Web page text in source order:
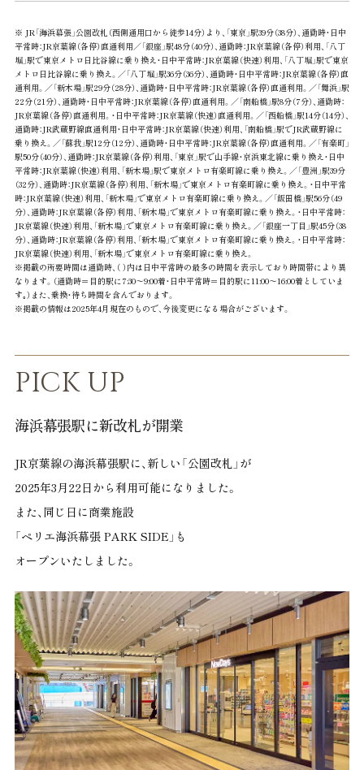
※ JR「海浜幕張」公園改札（西側通用口から徒歩14分）より、「東京」駅39分（38分）、通勤時・日中
平常時：JR京葉線（各停）直通利用／「銀座」駅48分（40分）、通勤時：JR京葉線（各停）利用、「八丁
堀」駅で東京メトロ日比谷線に乗り換え・日中平常時：JR京葉線（快速）利用、「八丁堀」駅で東京
メトロ日比谷線に乗り換え。／「八丁堀」駅36分（36分）、通勤時・日中平常時：JR京葉線（各停）直
通利用。／「新木場」駅29分（28分）、通勤時・日中平常時：JR京葉線（各停）直通利用。／「舞浜」駅
22分（21分）、通勤時・日中平常時：JR京葉線（各停）直通利用。／「南船橋」駅8分（7分）、通勤時：
JR京葉線（各停）直通利用。・日中平常時：JR京葉線（快速）直通利用。／「西船橋」駅14分（14分）、
通勤時：JR武蔵野線直通利用・日中平常時：JR京葉線（快速）利用、「南船橋」駅でJR武蔵野線に
乗り換え。／「蘇我」駅12分（12分）、通勤時・日中平常時：JR京葉線（各停）直通利用。／「有楽町」
駅50分（40分）、通勤時：JR京葉線（各停）利用、「東京」駅で山手線・京浜東北線に乗り換え・日中
平常時：JR京葉線（快速）利用、「新木場」駅で東京メトロ有楽町線に乗り換え。／「豊洲」駅39分
（32分）、通勤時：JR京葉線（各停）利用、「新木場」で東京メトロ有楽町線に乗り換え。・日中平常
時：JR京葉線（快速）利用、「新木場」で東京メトロ有楽町線に乗り換え。／「飯田橋」駅56分（49
分）、通勤時：JR京葉線（各停）利用、「新木場」で東京メトロ有楽町線に乗り換え。・日中平常時：
JR京葉線（快速）利用、「新木場」で東京メトロ有楽町線に乗り換え。／「銀座一丁目」駅45分（38
分）、通勤時：JR京葉線（各停）利用、「新木場」で東京メトロ有楽町線に乗り換え。・日中平常時：
JR京葉線（快速）利用、「新木場」で東京メトロ有楽町線に乗り換え。
※掲載の所要時間は通勤時、（ ）内は日中平常時の最多の時間を表示しており時間帯により異
なります。（通勤時＝目的駅に7:30～9:00着・日中平常時＝目的駅に11:00～16:00着としていま
す｡）また、乗換・待ち時間を含んでおります。
※掲載の情報は2025年4月現在のもので、今後変更になる場合がございます。
PICK UP
海浜幕張駅に新改札が開業
JR京葉線の海浜幕張駅に、新しい「公園改札」が
2025年3月22日から利用可能になりました。
また、同じ日に商業施設
「ペリエ海浜幕張 PARK SIDE」も
オープンいたしました。